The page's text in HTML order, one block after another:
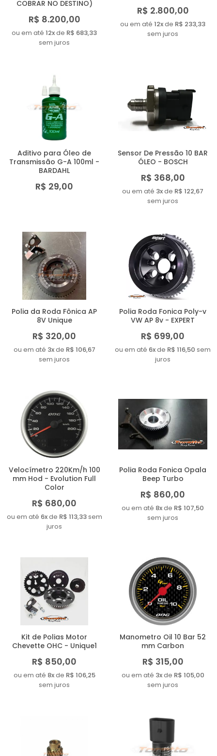
COBRAR NO DESTINO)
R$ 8.200,00
ou em até 12xde R$ 683,33
sem juros
R$ 2.800,00
ou em até 12xde R$ 233,33
sem juros
Aditivo para Óleo de
Transmissão G-A 100ml -
BARDAHL
R$ 29,00
Sensor De Pressão 10 BAR
ÓLEO - BOSCH
R$ 368,00
ou em até 3xde R$ 122,67
sem juros
Polia da Roda Fônica AP
8V Unique
R$ 320,00
ou em até 3xde R$ 106,67
sem juros
Polia Roda Fonica Poly-v
VW AP 8v - EXPERT
R$ 699,00
ou em até 6xde R$ 116,50 sem
juros
Velocímetro 220Km/h 100
mm Hod - Evolution Full
Color
R$ 680,00
ou em até 6xde R$ 113,33sem
juros
Polia Roda Fonica Opala
Beep Turbo
R$ 860,00
ou em até 8xde R$ 107,50
sem juros
Kit de Polias Motor
Chevette OHC - Unique1
R$ 850,00
ou em até 8xde R$ 106,25
sem juros
Manometro Oil 10 Bar 52
mm Carbon
R$ 315,00
ou em até 3xde R$ 105,00
sem juros